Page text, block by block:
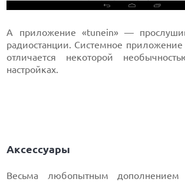
А приложение «tunein» —
радиостанции. Системное
отличается некоторой
настройках.
Аксессуары
Весьма любопытным